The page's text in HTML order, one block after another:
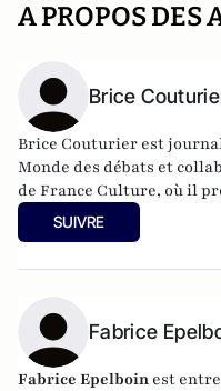
A PROPOS DES
Brice
Brice Couturier est
Monde des débats et
de France Culture, où il
monde des idées". Il est
remarqué Macron, un
SUIVRE
Fabrice
Fabrice Epelboin est